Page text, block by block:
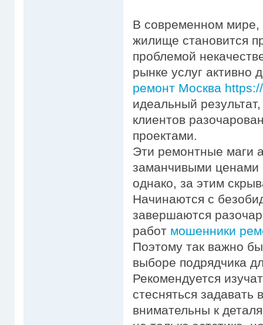
В современном мире,
жилище становится
проблемой
рынке услуг
ремонт Москва
идеальный
клиентов
проектами.
Эти ремонтные маги
заманчивыми
однако, за этим
Начинаются с
завершаются
работ мошенники
Поэтому так важно
выборе подрядчика
Рекомендуется
стесняться
внимательны к